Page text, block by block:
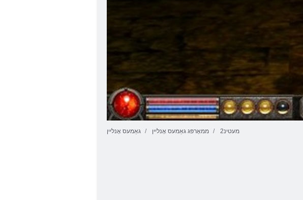
גאַמעס אָנליין ממאָרפּג גאַמעס אָנליין מעטינ2